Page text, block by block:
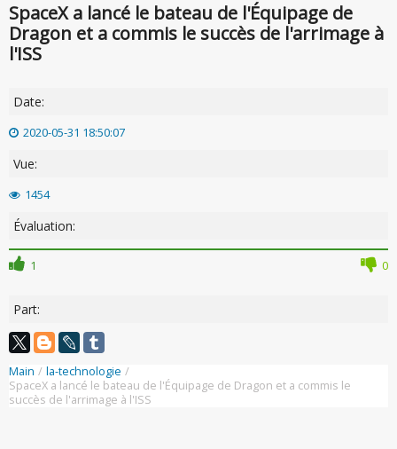
SpaceX a lancé le bateau de l'Équipage de
Dragon et a commis le succès de l'arrimage à
l'ISS
Date:
2020-05-31 18:50:07
Vue:
1454
Évaluation:
1 0
Part:
Main / la-technologie /
SpaceX a lancé le bateau de l'Équipage de Dragon et a commis le
succès de l'arrimage à l'ISS